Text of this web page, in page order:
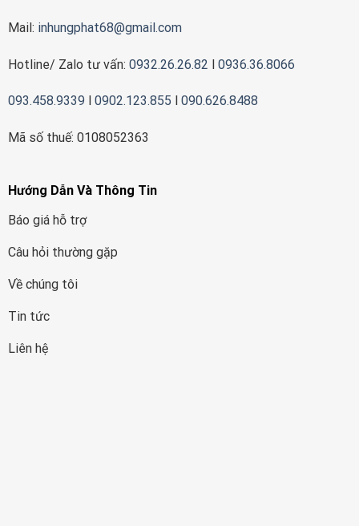
Mail: inhungphat68@gmail.com
Hotline/ Zalo tư vấn: 0932.26.26.82 l 0936.36.8066
093.458.9339 0902.123.855 090.626.8488
Mã số thuế: 0108052363
Hướng Dẫn Và Thông Tin
Báo giá hỗ trợ
Câu hỏi thường gặp
Về chúng tôi
Tin tức
Liên hệ